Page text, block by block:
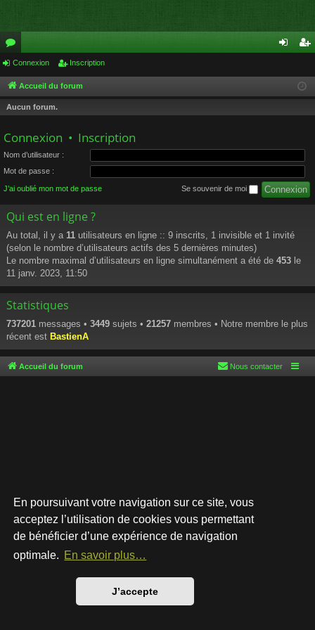
En poursuivant votre navigation sur ce site, vous
acceptez l’utilisation de cookies vous permettant
de bénéficier d’une expérience de navigation
optimale. En savoir plus…
J’accepte
or
u
m
cri
Connexion Inscription
Accueil du forum
Aucun forum.
Connexion • Inscription
Nom d’utilisateur :
Mot de passe :
J’ai oublié mon mot de passe Se souvenir de moi
Qui est en ligne ?
Au total, il y a 11 utilisateurs en ligne :: 9 inscrits, 1 invisible et 1 invité
(selon le nombre d’utilisateurs actifs des 5 dernières minutes)
Le nombre maximal d’utilisateurs en ligne simultanément a été de 453 le
11 janv. 2023, 11:50
Statistiques
737201 messages • 3449 sujets • 21257 membres • Notre membre le plus
récent est BastienA
Accueil du forum Nous contacter
Développé parphpBB® Forum Software © phpBB Limited
Style par
Traduction française officielle